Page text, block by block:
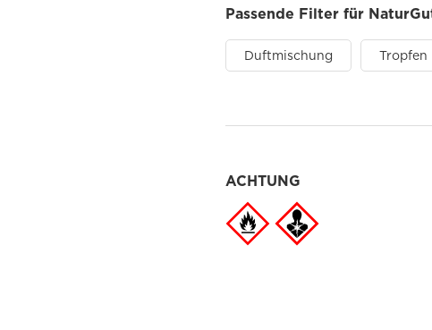
Passende Filter für
Duftmischung Tropfen
ACHTUNG